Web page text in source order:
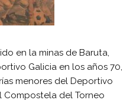
en la minas de Baruta,
Galicia en los años 70,
menores del Deportivo
Compostela del Torneo